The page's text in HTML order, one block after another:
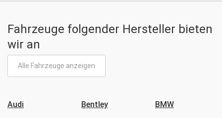
Fahrzeuge folgender Hersteller bieten
wir an
Alle Fahrzeuge anzeigen
Audi Bentley BMW